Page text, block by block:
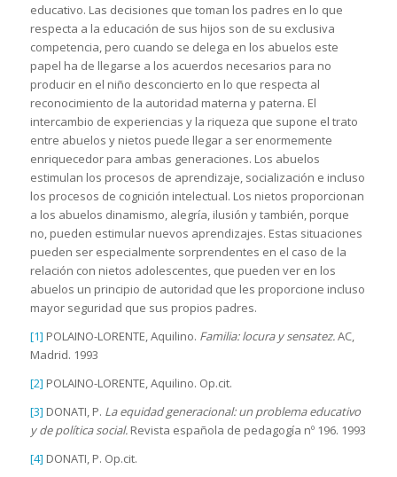
educativo. Las decisiones que toman los padres en lo que
respecta a la educación de sus hijos son de su exclusiva
competencia, pero cuando se delega en los abuelos este
papel ha de llegarse a los acuerdos necesarios para no
producir en el niño desconcierto en lo que respecta al
reconocimiento de la autoridad materna y paterna. El
intercambio de experiencias y la riqueza que supone el trato
entre abuelos y nietos puede llegar a ser enormemente
enriquecedor para ambas generaciones. Los abuelos
estimulan los procesos de aprendizaje, socialización e incluso
los procesos de cognición intelectual. Los nietos proporcionan
a los abuelos dinamismo, alegría, ilusión y también, porque
no, pueden estimular nuevos aprendizajes. Estas situaciones
pueden ser especialmente sorprendentes en el caso de la
relación con nietos adolescentes, que pueden ver en los
abuelos un principio de autoridad que les proporcione incluso
mayor seguridad que sus propios padres.
[1] POLAINO-LORENTE, Aquilino. Familia: locura y sensatez.AC,
Madrid. 1993
[2] POLAINO-LORENTE, Aquilino. Op.cit.
[3] DONATI, P. La equidad generacional: un problema educativo
y de política social.Revista española de pedagogía nº 196. 1993
[4] DONATI, P. Op.cit.